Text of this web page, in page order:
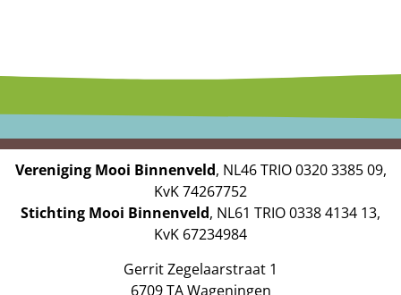
Vereniging Mooi Binnenveld, NL46 TRIO 0320 3385 09,
KvK 74267752
Stichting Mooi Binnenveld, NL61 TRIO 0338 4134 13,
KvK 67234984
Gerrit Zegelaarstraat 1
6709 TA Wageningen